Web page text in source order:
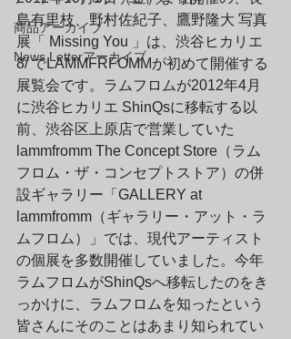
商品アーカイブ
News Letterアーカイブ
島有里枝、野村佐紀子、鷹野隆大 写真
展「 Missing You 」は、渋谷ヒカリエ
8/ でLAMMFRFOMMが初めて開催する
展覧会です。ラムフロムが2012年4月
に渋谷ヒカリエ ShinQsに移転する以
前、渋谷区上原店で営業していた
lammfromm The Concept Store（ラム
フロム・ザ・コンセプトストア）の併
設ギャラリー「GALLERY at
lammfromm（ギャラリー・アット・ラ
ムフロム）」では、現代アーティスト
の個展を多数開催していました。今年
ラムフロムがShinQsへ移転したのをき
っかけに、ラムフロムを知ったという
皆さんにそのことはあまり知られてい